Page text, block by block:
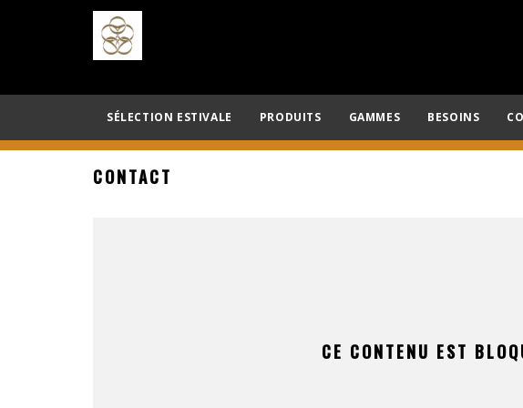
SÉLECTION ESTIVALE PRODUITS GAMMES BESOINS
CONTACT
CE CONTENU EST